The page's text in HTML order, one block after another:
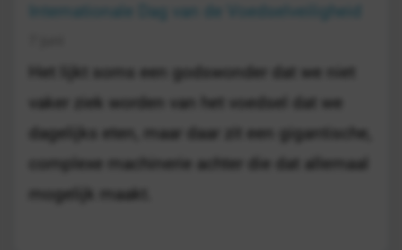
Internationale Dag van de Voedselveiligheid
Het lijkt soms een godswonder dat we niet
vaker ziek worden van het voedsel dat we
dagelijks eten, maar daar zit een gigantische,
complexe machinerie achter die dat allemaal
mogelijk maakt.